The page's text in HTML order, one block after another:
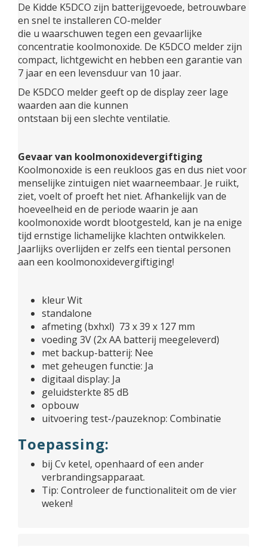
De Kidde K5DCO zijn batterijgevoede, betrouwbare
en snel te installeren CO-melder
die u waarschuwen tegen een gevaarlijke
concentratie koolmonoxide. De K5DCO melder zijn
compact, lichtgewicht en hebben een garantie van
7 jaar en een levensduur van 10 jaar.
De K5DCO melder geeft op de display zeer lage
waarden aan die kunnen
ontstaan bij een slechte ventilatie.
Gevaar van koolmonoxidevergiftiging
Koolmonoxide is een reukloos gas en dus niet voor
menselijke zintuigen niet waarneembaar. Je ruikt,
ziet, voelt of proeft het niet. Afhankelijk van de
hoeveelheid en de periode waarin je aan
koolmonoxide wordt blootgesteld, kan je na enige
tijd ernstige lichamelijke klachten ontwikkelen.
Jaarlijks overlijden er zelfs een tiental personen
aan een koolmonoxidevergiftiging!
kleur Wit
standalone
afmeting (bxhxl) 73 x 39 x 127 mm
voeding 3V (2x AA batterij meegeleverd)
met backup-batterij: Nee
met geheugen functie: Ja
digitaal display: Ja
geluidsterkte 85 dB
opbouw
uitvoering test-/pauzeknop: Combinatie
Toepassing:
bij Cv ketel, openhaard of een ander
verbrandingsapparaat.
Tip: Controleer de functionaliteit om de vier
weken!